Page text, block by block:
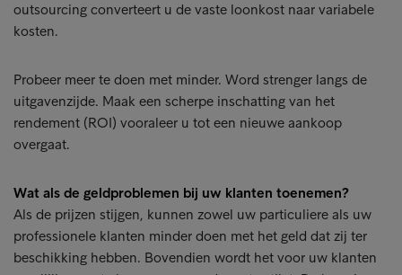
outsourcing converteert u de vaste loonkost naar variabele
kosten.
Probeer meer te doen met minder. Word strenger langs de
uitgavenzijde. Maak een scherpe inschatting van het
rendement (ROI) vooraleer u tot een nieuwe aankoop
overgaat.
Wat als de geldproblemen bij uw klanten toenemen?
Als de prijzen stijgen, kunnen zowel uw particuliere als uw
professionele klanten minder doen met het geld dat zij ter
beschikking hebben. Bovendien wordt het voor uw klanten